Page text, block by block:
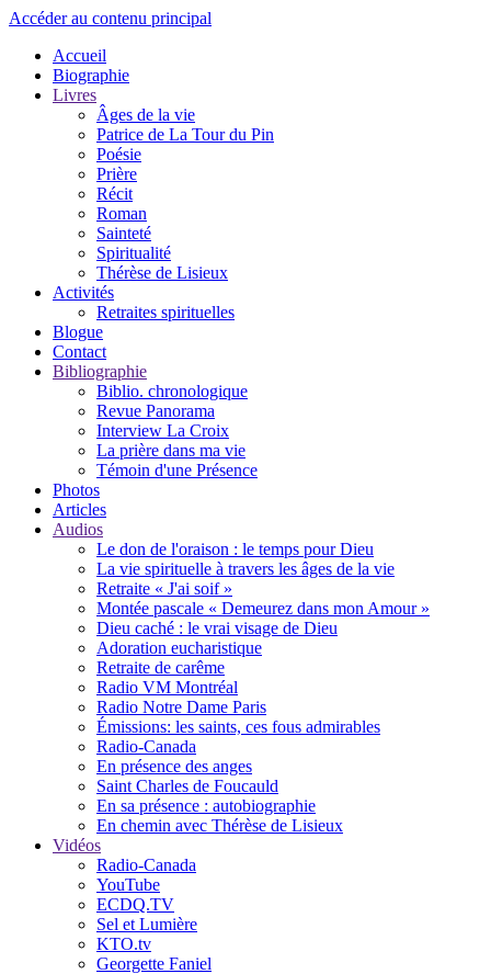
Accéder au contenu principal
Accueil
Biographie
Livres
Âges de la vie
Patrice de La Tour du Pin
Poésie
Prière
Récit
Roman
Sainteté
Spiritualité
Thérèse de Lisieux
Activités
Retraites spirituelles
Blogue
Contact
Bibliographie
Biblio. chronologique
Revue Panorama
Interview La Croix
La prière dans ma vie
Témoin d'une Présence
Photos
Articles
Audios
Le don de l'oraison : le temps pour Dieu
La vie spirituelle à travers les âges de la vie
Retraite « J'ai soif »
Montée pascale « Demeurez dans mon Amour »
Dieu caché : le vrai visage de Dieu
Adoration eucharistique
Retraite de carême
Radio VM Montréal
Radio Notre Dame Paris
Émissions: les saints, ces fous admirables
Radio-Canada
En présence des anges
Saint Charles de Foucauld
En sa présence : autobiographie
En chemin avec Thérèse de Lisieux
Vidéos
Radio-Canada
YouTube
ECDQ.TV
Sel et Lumière
KTO.tv
Georgette Faniel